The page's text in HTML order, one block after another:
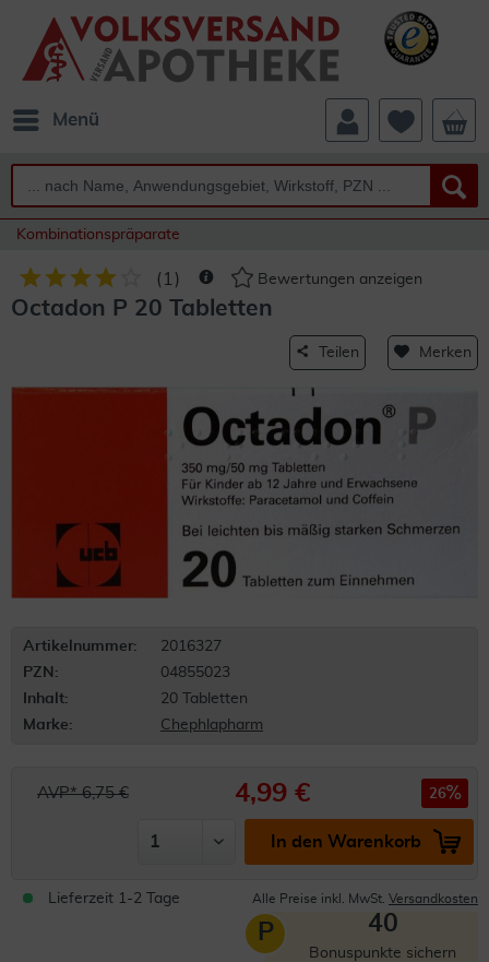
Menü
Kombinationspräparate
( 1 ) Bewertungen anzeigen
Octadon P 20 Tabletten
Teilen Merken
Artikelnummer:
2016327
PZN:
04855023
Inhalt:
20 Tabletten
Marke:
Chephlapharm
AVP* 6,75 € 4,99 € 26
In den Warenkorb
Lieferzeit 1-2 Tage Alle Preise inkl. MwSt. Versandkosten
P 40
Bonuspunkte sichern